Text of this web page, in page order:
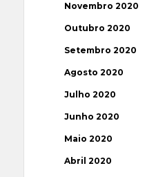
Novembro 2020
Outubro 2020
Setembro 2020
Agosto 2020
Julho 2020
Junho 2020
Maio 2020
Abril 2020